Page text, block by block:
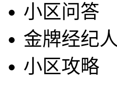
小区问答
金牌经纪人
小区攻略